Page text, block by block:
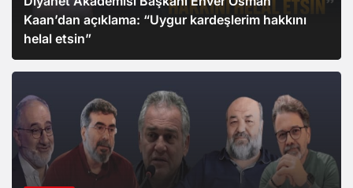
Kaan’dan açıklama: “Uygur kardeşlerim hakkını
helal etsin”